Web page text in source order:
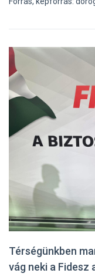
Térségünkben
vág neki a Fidesz